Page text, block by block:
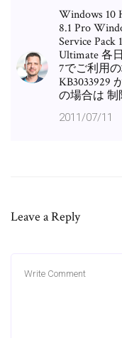
Windows 10
8.1 Pro
Service
Ultimate 各
7でご利用
KB3033929
の場合は
2011/07/11
Leave a Reply